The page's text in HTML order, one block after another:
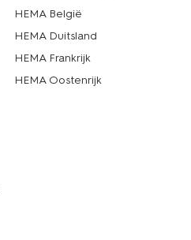
HEMA België
HEMA Duitsland
HEMA Frankrijk
HEMA Oostenrijk